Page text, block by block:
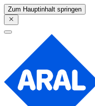
Zum Hauptinhalt springen